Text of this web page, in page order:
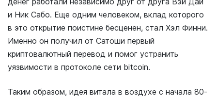
и Ник Сабо. Еще одним человеком, вклад которого
в это открытие поистине бесценен, стал Хэл Финни.
Именно он получил от Сатоши первый
криптовалютный перевод и помог устранить
уязвимости в протоколе сети bitcoin.
Таким образом, идея витала в воздухе с начала 80-